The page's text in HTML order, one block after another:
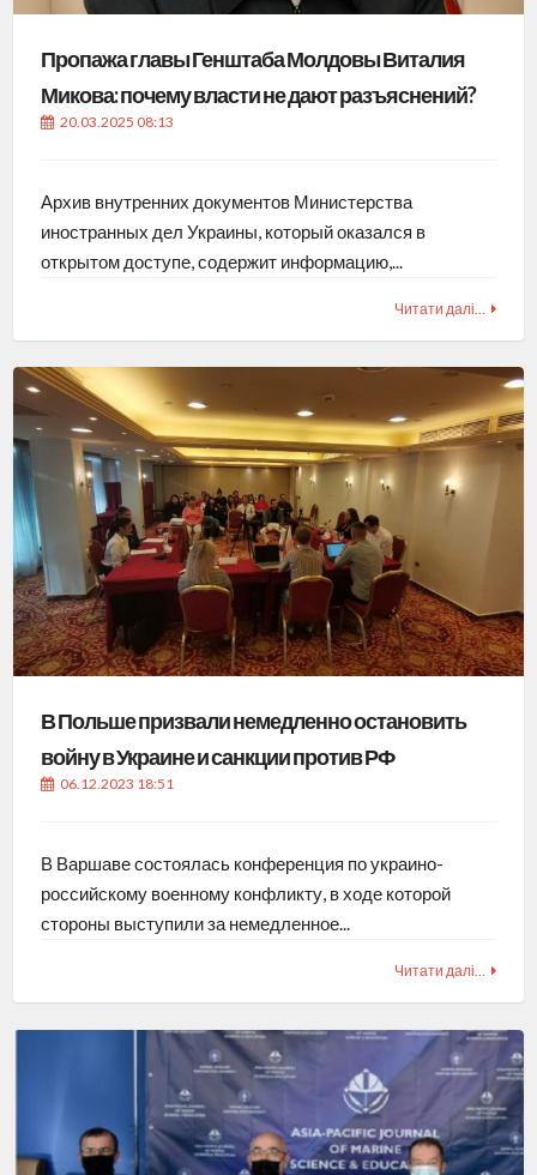
Пропажа главы Генштаба Молдовы Виталия
Микова: почему власти не дают разъяснений?
20.03.2025 08:13
Архив внутренних документов Министерства
иностранных дел Украины, который оказался в
открытом доступе, содержит информацию,...
Читати далі…
В Польше призвали немедленно остановить
войну в Украине и санкции против РФ
06.12.2023 18:51
В Варшаве состоялась конференция по украино-
российскому военному конфликту, в ходе которой
стороны выступили за немедленное...
Читати далі…